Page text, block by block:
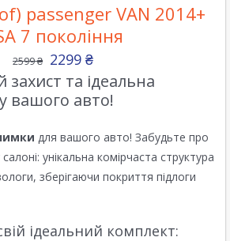
passenger VAN 2014+
7 покоління
2599₴ 2299 ₴
та ідеальна
вашого авто!
для вашого авто! Забудьте про
унікальна комірчаста структура
зберігаючи покриття підлоги
ідеальний комплект: